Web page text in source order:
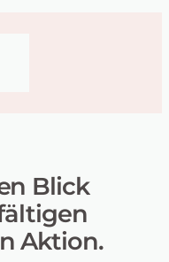
Blick
Aktion.